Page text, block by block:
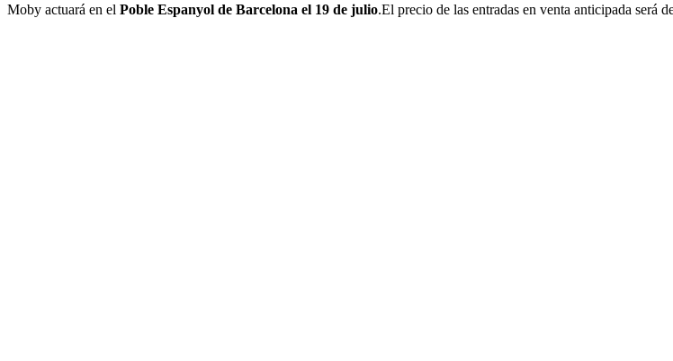
Moby actuará en el Poble Espanyol de Barcelona el 19 de julio.El precio de las entradas en venta anticipada será